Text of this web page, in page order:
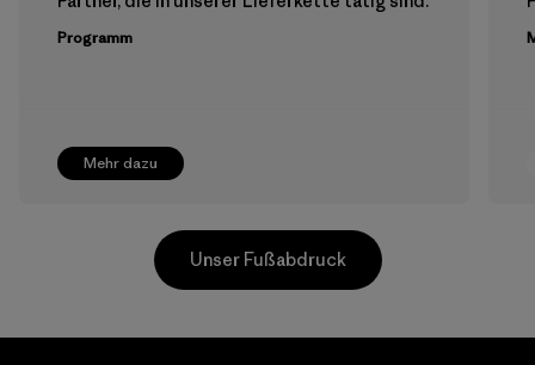
Mehr dazu
Programm
Unser Fußabdruck